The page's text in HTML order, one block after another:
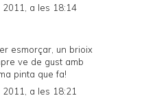
a les 18:14
esmorçar, un brioix
ve de gust amb
pinta que fa!
a les 18:21